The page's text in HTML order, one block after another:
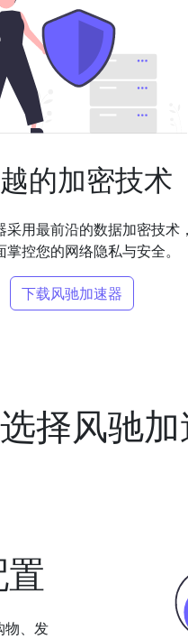
的加密技术
采用最前沿的数据加密技术
掌控您的网络隐私与安全。
下载风驰加速器
择风驰
物、发